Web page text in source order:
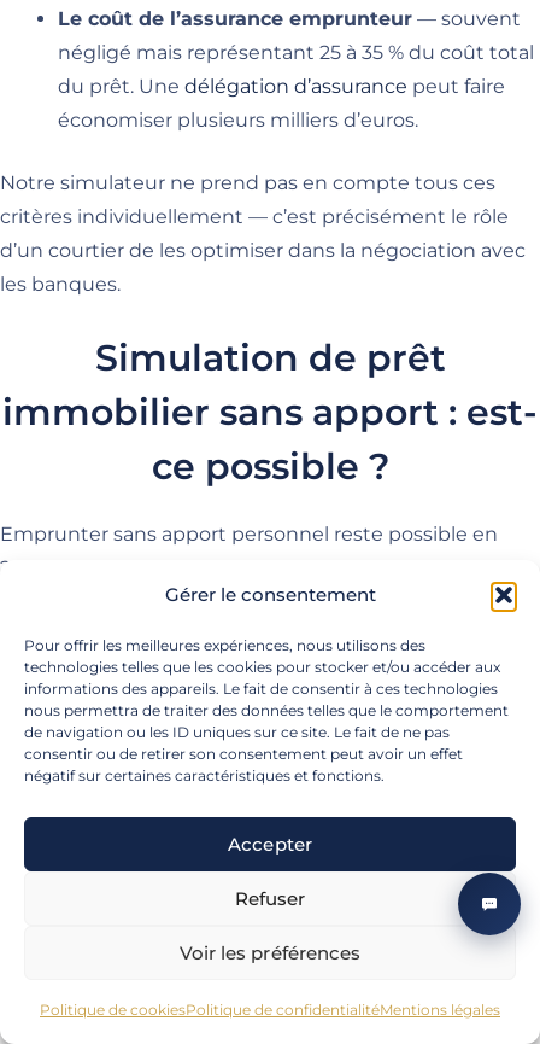
Gérer le consentement
Pour offrir les meilleures expériences, nous utilisons des
technologies telles que les cookies pour stocker et/ou accéder aux
informations des appareils. Le fait de consentir à ces technologies
nous permettra de traiter des données telles que le comportement
de navigation ou les ID uniques sur ce site. Le fait de ne pas
consentir ou de retirer son consentement peut avoir un effet
négatif sur certaines caractéristiques et fonctions.
Accepter
Refuser
Voir les préférences
Politique de cookiesPolitique de confidentialitéMentions légales
Le coût de l’assurance emprunteur — souvent
négligé mais représentant 25 à 35 % du coût total
du prêt. Une délégation d’assurance peut faire
économiser plusieurs milliers d’euros.
Notre simulateur ne prend pas en compte tous ces
critères individuellement — c’est précisément le rôle
d’un courtier de les optimiser dans la négociation avec
les banques.
Simulation de prêt
immobilier sans apport : est-
ce possible ?
Emprunter sans apport personnel reste possible en
2026 mais devient plus exigeant pour la banque. Les
critères d’acceptation sont durcis :
Profil professionnel solide— CDI confirmé de
plus de 3 ans, ou statut fonctionnaire/protégé.
Taux d’endettement strictement inférieur à 35
%, sans tolérance.
par personne au foyer après remboursement de
toutes les charges.
Épargne résiduelle— la banque demandera
mensualités en épargne disponible, même si non
utilisée comme apport.